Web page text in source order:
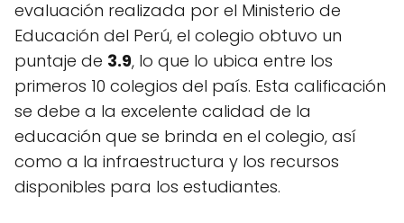
evaluación realizada por el Ministerio de
Educación del Perú, el colegio obtuvo un
puntaje de 3.9, lo que lo ubica entre los
primeros 10 colegios del país. Esta calificación
se debe a la excelente calidad de la
educación que se brinda en el colegio, así
como a la infraestructura y los recursos
disponibles para los estudiantes.